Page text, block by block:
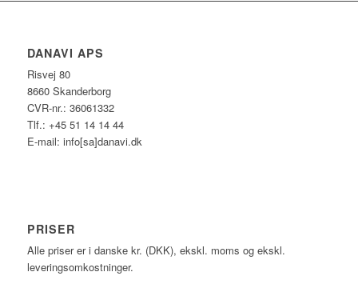
DANAVI APS
Risvej 80
8660 Skanderborg
CVR-nr.: 36061332
Tlf.: +45 51 14 14 44
E-mail: info[sa]danavi.dk
PRISER
Alle priser er i danske kr. (DKK), ekskl. moms og ekskl.
leveringsomkostninger.